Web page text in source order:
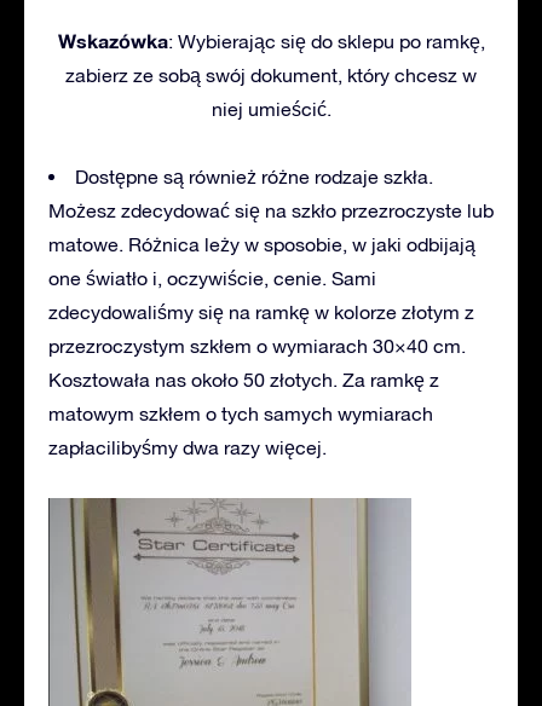
Wskazówka: Wybierając się do sklepu po ramkę,
zabierz ze sobą swój dokument, który chcesz w
niej umieścić.
Dostępne są również różne rodzaje szkła.
Możesz zdecydować się na szkło przezroczyste lub
matowe. Różnica leży w sposobie, w jaki odbijają
one światło i, oczywiście, cenie. Sami
zdecydowaliśmy się na ramkę w kolorze złotym z
przezroczystym szkłem o wymiarach 30×40 cm.
Kosztowała nas około 50 złotych. Za ramkę z
matowym szkłem o tych samych wymiarach
zapłacilibyśmy dwa razy więcej.